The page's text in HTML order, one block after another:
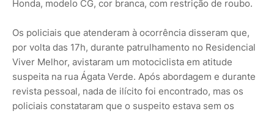
Honda, modelo CG, cor branca, com restrição de roubo.
Os policiais que atenderam à ocorrência disseram que,
por volta das 17h, durante patrulhamento no Residencial
Viver Melhor, avistaram um motociclista em atitude
suspeita na rua Ágata Verde. Após abordagem e durante
revista pessoal, nada de ilícito foi encontrado, mas os
policiais constataram que o suspeito estava sem os